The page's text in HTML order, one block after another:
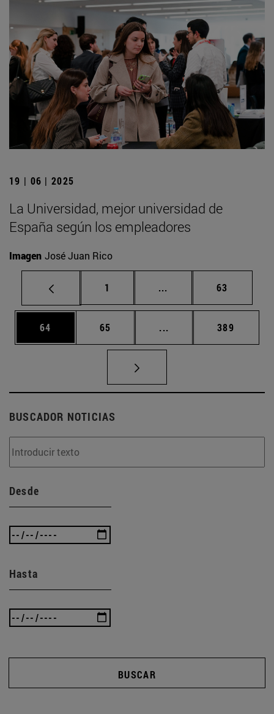
19 | 06 | 2025
La Universidad, mejor universidad de
España según los empleadores
Imagen José Juan Rico
Página
1 ... Páginas intermedias
Página
63
Página
64 Página
65 ... Páginas intermedias
Página
389
BUSCADOR NOTICIAS
Desde
Hasta
BUSCAR